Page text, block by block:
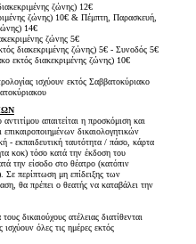
ζώνης) 12€
ζώνης) 10€ & Πέμπτη, Παρασκευή,
14€
ζώνης 5€
διακεκριμένης ζώνης) 5€ - Συνοδός 5€
εκτός διακεκριμένης ζώνης) 10€
ισχύουν εκτός Σαββατοκύριακο
απαιτείται η προσκόμιση και
δικαιολογητικών
- εκπαιδευτική ταυτότητα / πάσο, κάρτα
κοκ) τόσο κατά την έκδοση του
την είσοδο στο θέατρο (κατόπιν
Σε περίπτωση μη επίδειξης των
θα πρέπει ο θεατής να καταβάλει την
δικαιούχους ατέλειας διατίθενται
όλες τις ημέρες εκτός